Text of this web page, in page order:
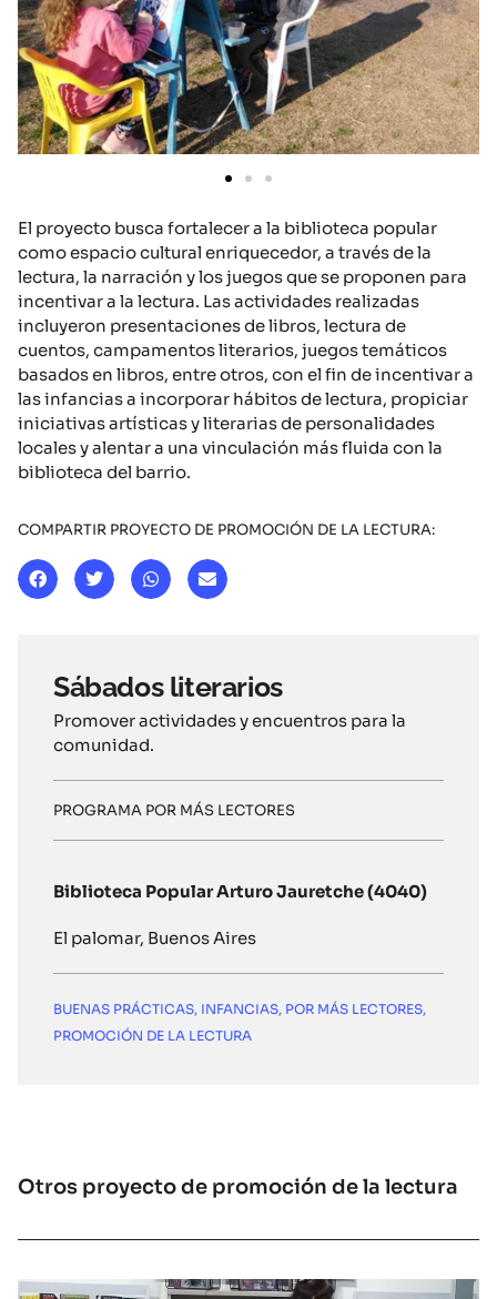
El proyecto busca fortalecer a la biblioteca popular
como espacio cultural enriquecedor, a través de la
lectura, la narración y los juegos que se proponen para
incentivar a la lectura. Las actividades realizadas
incluyeron presentaciones de libros, lectura de
cuentos, campamentos literarios, juegos temáticos
basados en libros, entre otros, con el fin de incentivar a
las infancias a incorporar hábitos de lectura, propiciar
iniciativas artísticas y literarias de personalidades
locales y alentar a una vinculación más fluida con la
biblioteca del barrio.
COMPARTIR PROYECTO DE PROMOCIÓN DE LA LECTURA:
Sábados literarios
Promover actividades y encuentros para la
comunidad.
PROGRAMA POR MÁS LECTORES
Biblioteca Popular Arturo Jauretche (4040)
El palomar, Buenos Aires
BUENAS PRÁCTICAS, INFANCIAS, POR MÁS LECTORES,
PROMOCIÓN DE LA LECTURA
Otros proyecto de promoción de la lectura